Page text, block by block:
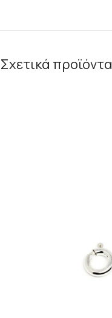
Σχετικά προϊόντα